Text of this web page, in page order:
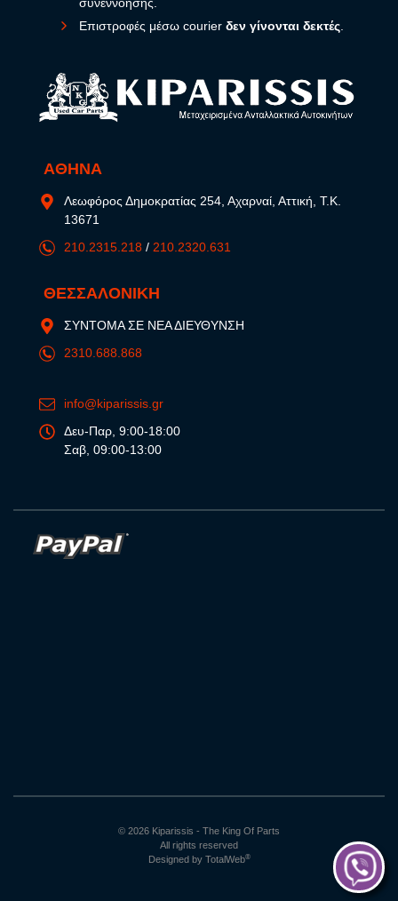
Επιστροφές μέσω courier δεν γίνονται δεκτές
ΑΘΗΝΑ
Λεωφόρος Δημοκρατίας 254, Αχαρναί, Αττική, Τ.Κ.
13671
210.2315.218 / 210.2320.631
ΘΕΣΣΑΛΟΝΙΚΗ
ΣΥΝΤΟΜΑ ΣΕ ΝΕΑ ΔΙΕΥΘΥΝΣΗ
2310.688.868
info@kiparissis.gr
Δευ-Παρ, 9:00-18:00
Σαβ, 09:00-13:00
© 2026 Kiparissis - The King Of Parts
All rights reserved
Designed by TotalWeb®